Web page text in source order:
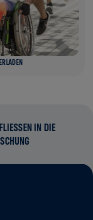
IN DIE R